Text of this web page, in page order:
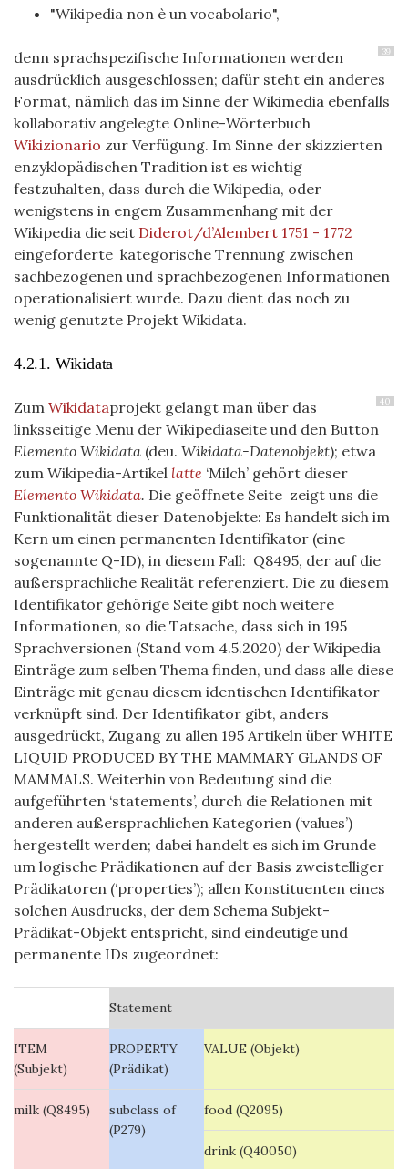
"Wikipedia non è un vocabolario",
39
denn sprachspezifische Informationen werden
ausdrücklich ausgeschlossen; dafür steht ein anderes
Format, nämlich das im Sinne der Wikimedia ebenfalls
kollaborativ angelegte Online-Wörterbuch
Wikizionario zur Verfügung. Im Sinne der skizzierten
enzyklopädischen Tradition ist es wichtig
festzuhalten, dass durch die Wikipedia, oder
wenigstens in engem Zusammenhang mit der
Wikipedia die seit Diderot/d’Alembert 1751 - 1772
eingeforderte kategorische Trennung zwischen
sachbezogenen und sprachbezogenen Informationen
operationalisiert wurde. Dazu dient das noch zu
wenig genutzte Projekt Wikidata.
4.2.1. Wikidata
40
Zum Wikidataprojekt gelangt man über das
linksseitige Menu der Wikipediaseite und den Button
Elemento Wikidata (deu. Wikidata-Datenobjekt); etwa
zum Wikipedia-Artikel latte ‘Milch’ gehört dieser
Elemento Wikidata. Die geöffnete Seite zeigt uns die
Funktionalität dieser Datenobjekte: Es handelt sich im
Kern um einen permanenten Identifikator (eine
sogenannte Q-ID), in diesem Fall: Q8495, der auf die
außersprachliche Realität referenziert. Die zu diesem
Identifikator gehörige Seite gibt noch weitere
Informationen, so die Tatsache, dass sich in 195
Sprachversionen (Stand vom 4.5.2020) der Wikipedia
Einträge zum selben Thema finden, und dass alle diese
Einträge mit genau diesem identischen Identifikator
verknüpft sind. Der Identifikator gibt, anders
ausgedrückt, Zugang zu allen 195 Artikeln über WHITE
LIQUID PRODUCED BY THE MAMMARY GLANDS OF
MAMMALS. Weiterhin von Bedeutung sind die
aufgeführten ‘statements’, durch die Relationen mit
anderen außersprachlichen Kategorien (‘values’)
hergestellt werden; dabei handelt es sich im Grunde
um logische Prädikationen auf der Basis zweistelliger
Prädikatoren (‘properties’); allen Konstituenten eines
solchen Ausdrucks, der dem Schema Subjekt-
Prädikat-Objekt entspricht, sind eindeutige und
permanente IDs zugeordnet:
Statement
ITEM
(Subjekt)
PROPERTY
(Prädikat)
VALUE (Objekt)
milk (Q8495)
subclass of
(P279)
food (Q2095)
drink (Q40050)